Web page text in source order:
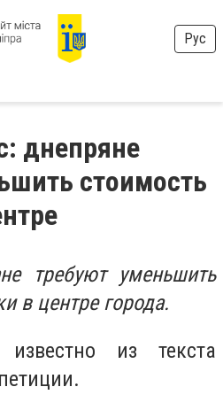
Рус
днепряне
стоимость
требуют уменьшить
в центре города.
из текста